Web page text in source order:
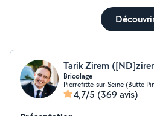
Tarik Zirem
Bricolage
Pierrefitte-sur-Seine (Butte
4,7/5 (369 avis)